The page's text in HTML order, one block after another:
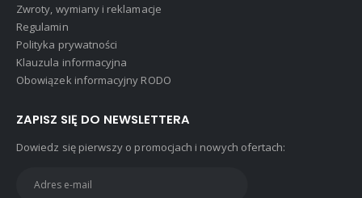
Zwroty, wymiany i reklamacje
Regulamin
Polityka prywatności
Klauzula informacyjna
Obowiązek informacyjny RODO
ZAPISZ SIĘ DO NEWSLETTERA
Dowiedz się pierwszy o promocjach i nowych ofertach: